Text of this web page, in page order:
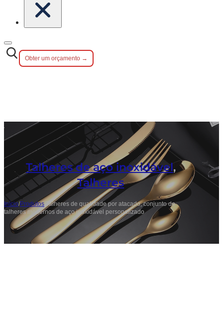
Obter um orçamento →
Talheres de aço inoxidável,
Talheres
Início/Produtos/Talheres de qualidade por atacado, conjunto de
talheres modernos de aço inoxidável personalizado